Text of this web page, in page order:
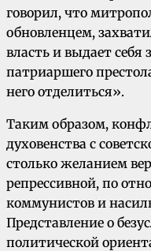
говорил, что
обновленцем,
власть и выдает себя
патриаршего
него отделиться».
Таким образом,
духовенства с
столько желанием
репрессивной, по
коммунистов и
Представление о
политической